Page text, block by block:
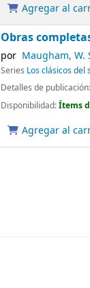
Agregar al
Obras
por Maugham, W.
Series Los clásicos del
Detalles de publicación:
Disponibilidad:Ítems
Agregar al